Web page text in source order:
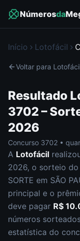
Númerosda
Início Lotofácil
Voltar para
Resultado
3702–
2026
Concurso 3702 •
A Lotofácil
2026, o sorteio do
SORTE em SÃO
principal e o
deve pagar R$
números
estatística do